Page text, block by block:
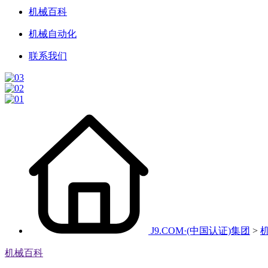
机械百科
机械自动化
联系我们
J9.COM·(中国认证)集团 >
机械百科